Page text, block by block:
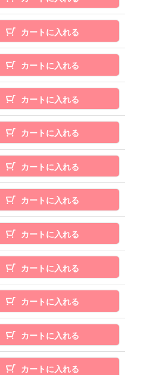
カートに入れる
カートに入れる
カートに入れる
カートに入れる
カートに入れる
カートに入れる
カートに入れる
カートに入れる
カートに入れる
カートに入れる
カートに入れる